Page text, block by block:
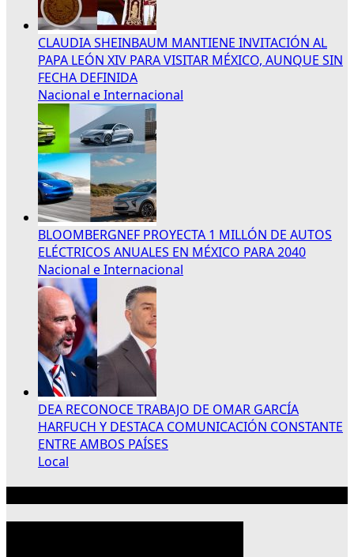
CLAUDIA SHEINBAUM MANTIENE INVITACIÓN AL
PAPA LEÓN XIV PARA VISITAR MÉXICO, AUNQUE SIN
FECHA DEFINIDA
Nacional e Internacional
BLOOMBERGNEF PROYECTA 1 MILLÓN DE AUTOS
ELÉCTRICOS ANUALES EN MÉXICO PARA 2040
Nacional e Internacional
DEA RECONOCE TRABAJO DE OMAR GARCÍA
HARFUCH Y DESTACA COMUNICACIÓN CONSTANTE
ENTRE AMBOS PAÍSES
Local